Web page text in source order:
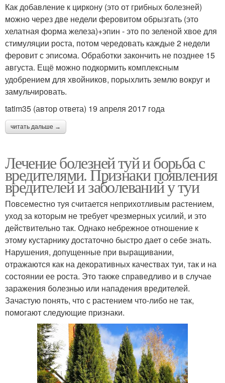
Как добавление к циркону (это от грибных болезней)
можно через две недели феровитом обрызгать (это
хелатная форма железа)+эпин - это по зеленой хвое для
стимуляции роста, потом чередовать каждые 2 недели
феровит с эписома. Обработки закончить не позднее 15
августа. Ещё можно подкормить комплексным
удобрением для хвойников, порыхлить землю вокруг и
замульчировать.
tatim35 (автор ответа) 19 апреля 2017 года
читать дальше →
Лечение болезней туй и борьба с
вредителями. Признаки появления
вредителей и заболеваний у туи
Повсеместно туя считается неприхотливым растением,
уход за которым не требует чрезмерных усилий, и это
действительно так. Однако небрежное отношение к
этому кустарнику достаточно быстро дает о себе знать.
Нарушения, допущенные при выращивании,
отражаются как на декоративных качествах туи, так и на
состоянии ее роста. Это также справедливо и в случае
заражения болезнью или нападения вредителей.
Зачастую понять, что с растением что-либо не так,
помогают следующие признаки.